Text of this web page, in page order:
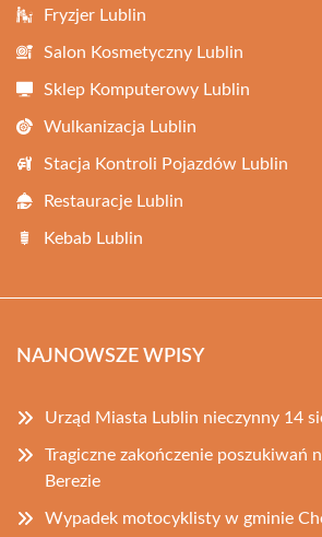
Fryzjer Lublin
Salon Kosmetyczny Lublin
Sklep Komputerowy Lublin
Wulkanizacja Lublin
Stacja Kontroli Pojazdów Lublin
Restauracje Lublin
Kebab Lublin
NAJNOWSZE WPISY
Urząd Miasta Lublin nieczynny 14
Tragiczne zakończenie poszukiwań
Berezie
Wypadek motocyklisty w gminie